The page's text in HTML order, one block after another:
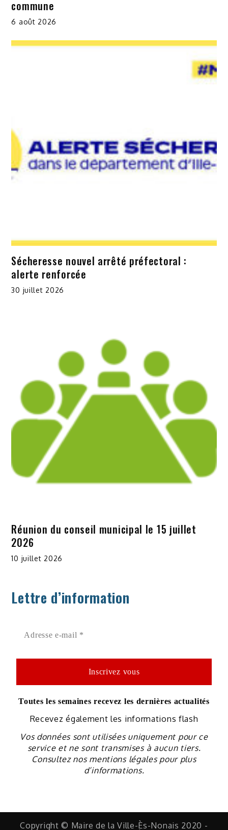
commune
6 août 2026
Sécheresse nouvel arrêté préfectoral :
alerte renforcée
30 juillet 2026
Réunion du conseil municipal le 15 juillet
2026
10 juillet 2026
Lettre d’information
Toutes les semaines recevez les dernières actualités
Recevez également les informations flash
Vos données sont utilisées uniquement pour ce
service et ne sont transmises à aucun tiers.
Consultez nos mentions légales pour plus
d’informations.
Copyright © Maire de la Ville-Ès-Nonais 2020 -